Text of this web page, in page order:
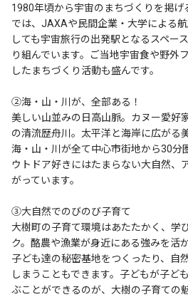
1980年頃から宇宙のまちづくりを掲げ
では、JAXAや民間企業・大学による
しても宇宙旅行の出発駅となるスペー
り組んでいます。ご当地宇宙食や野外
したまちづくり活動も盛んです。
②海・山・川が、全部ある！
美しい山並みの日高山脈。カヌー愛好
の清流歴舟川。太平洋と海岸に広がる
海・山・川が全て中心市街地から30分
ウトドア好きにはたまらない大自然、
がっています。
③大自然でのびのび子育て
大樹町の子育て環境はあたたかく、学
ク。酪農や漁業が身近にある強みを活
子ども達の秘密基地をつくったり、自
しまうこともできます。子どもが子ど
ぶことができるのが、大樹の子育ての